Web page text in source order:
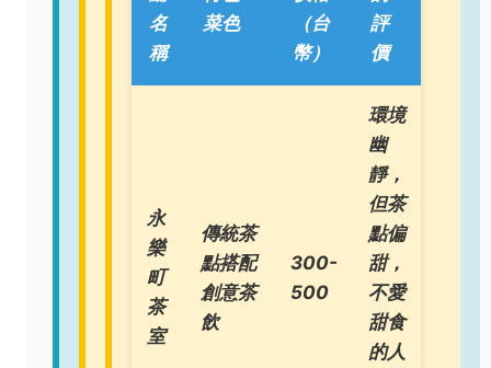
名
稱
菜色
（台
幣）
評
價
永
樂
町
茶
室
傳統茶
點搭配
創意茶
飲
300-
500
環境
幽
靜，
但茶
點偏
甜，
不愛
甜食
的人